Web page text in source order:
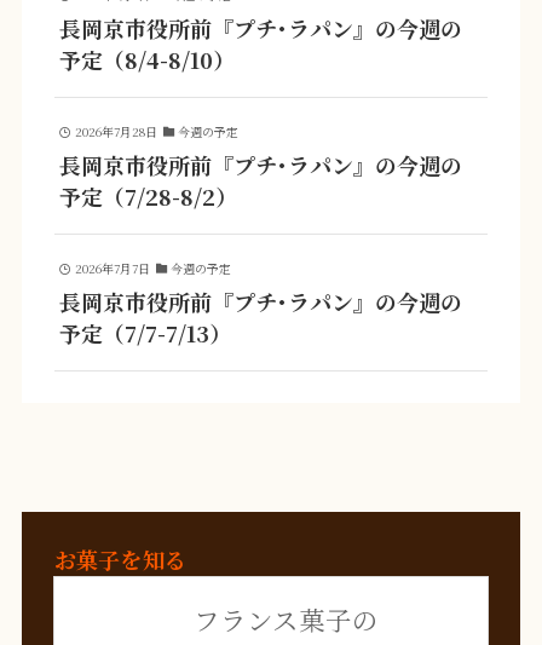
長岡京市役所前『プチ･ラパン』の今週の
予定（8/4-8/10）
2026年7月28日 今週の予定
長岡京市役所前『プチ･ラパン』の今週の
予定（7/28-8/2）
2026年7月7日 今週の予定
長岡京市役所前『プチ･ラパン』の今週の
予定（7/7-7/13）
お菓子を知る
フランス菓子の